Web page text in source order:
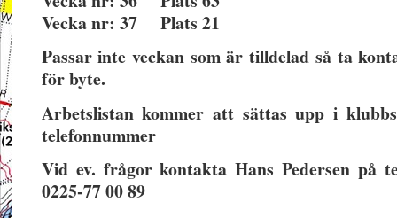
Vecka nr: 37 Plats 21
Passar inte veckan som är tilldelad så ta
för byte.
Arbetslistan kommer att sättas upp i
telefonnummer
Vid ev. frågor kontakta Hans Pedersen på
0225-77 00 89